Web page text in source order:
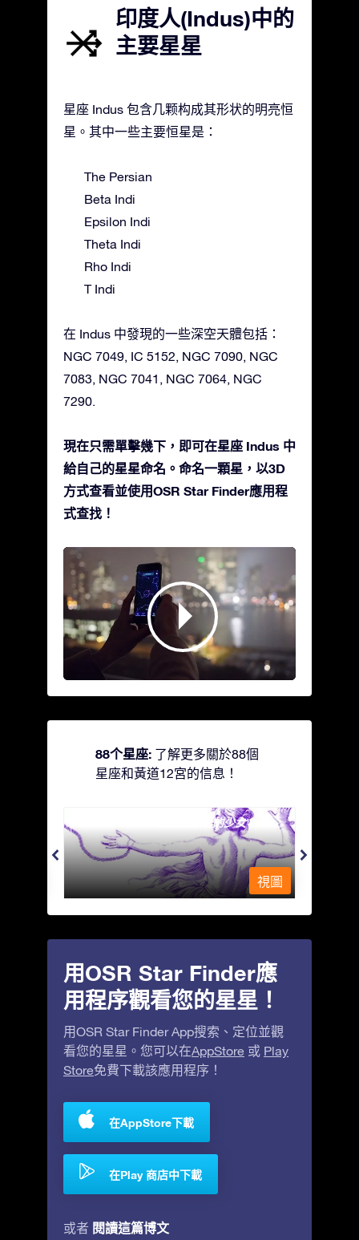
印度人(Indus)中的
主要星星
星座 Indus 包含几颗构成其形状的明亮恒
星。其中一些主要恒星是：
The Persian
Beta Indi
Epsilon Indi
Theta Indi
Rho Indi
T Indi
在 Indus 中發現的一些深空天體包括：
NGC 7049, IC 5152, NGC 7090, NGC
7083, NGC 7041, NGC 7064, NGC
7290.
現在只需單擊幾下，即可在星座 Indus 中
給自己的星星命名。命名一顆星，以3D
方式查看並使用OSR Star Finder應用程
式查找！
88个星座: 了解更多關於88個
星座和黃道12宮的信息！
Andromeda - 被鐵鍊鎖著的少女
視圖
用OSR Star Finder應
用程序觀看您的星星！
用OSR Star Finder App搜索、定位並觀
看您的星星。您可以在AppStore 或 Play
Store免費下載該應用程序！
在AppStore下載
在Play 商店中下載
或者 閱讀這篇博文